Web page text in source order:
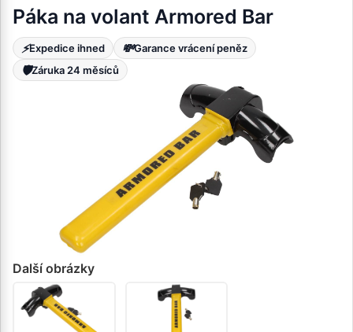
Páka na volant Armored Bar
⚡Expedice ihned 💸Garance vrácení peněz
🛡️Záruka 24 měsíců
Další obrázky